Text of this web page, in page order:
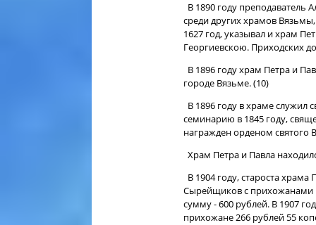
В 1890 году преподаватель
среди других храмов
1627 год, указывал и храм
Георгиевскою. Приходских
В 1896 году храм Петра и
городе Вязьме. (10)
В 1896 году в храме служил
семинарию в 1845 году,
награжден орденом святого
Храм Петра и Павла
В 1904 году, староста
Сырейщиков с прихожанами
сумму - 600 рублей. В 1907
прихожане 266 рублей 55